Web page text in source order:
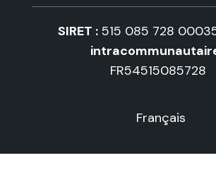
SIRET :515 085 728
FR54515085728
Français